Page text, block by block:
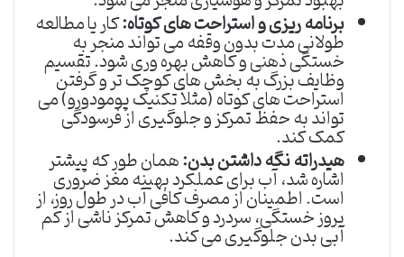
برنامه ریزی و استراحت های کوتاه:کار یا مطالعه
طولانی مدت بدون وقفه می تواند منجر به
خستگی ذهنی و کاهش بهره وری شود. تقسیم
وظایف بزرگ به بخش های کوچک تر و گرفتن
استراحت های کوتاه (مثلاً تکنیک پومودورو) می
تواند به حفظ تمرکز و جلوگیری از فرسودگی
کمک کند.
هیدراته نگه داشتن بدن:همان طور که پیشتر
اشاره شد، آب برای عملکرد بهینه مغز ضروری
است. اطمینان از مصرف کافی آب در طول روز، از
بروز خستگی، سردرد و کاهش تمرکز ناشی از کم
آبی بدن جلوگیری می کند.